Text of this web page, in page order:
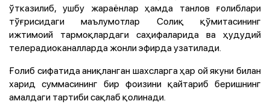
ўтказилиб, ушбу жараёнлар ҳамда танлов ғолиблари
тўғрисидаги маълумотлар Солиқ қўмитасининг
ижтимоий тармоқлардаги саҳифаларида ва ҳудудий
телерадиоканалларда жонли эфирда узатилади.
Ғолиб сифатида аниқланган шахсларга ҳар ой якуни билан
харид суммасининг бир фоизини қайтариб беришнинг
амалдаги тартиби сақлаб қолинади.